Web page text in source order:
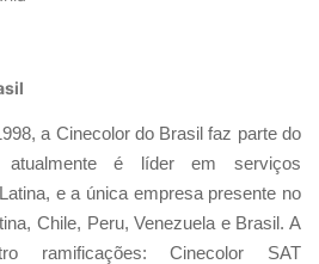
a Cinecolor do Brasil faz parte do
atualmente é líder em serviços
e a única empresa presente no
Chile, Peru, Venezuela e Brasil. A
ramificações: Cinecolor SAT